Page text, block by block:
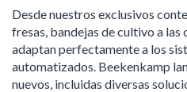
Desde nuestros exclusivos
fresas, bandejas de cultivo a las
adaptan perfectamente a los
automatizados. Beekenkamp
nuevos, incluidas diversas